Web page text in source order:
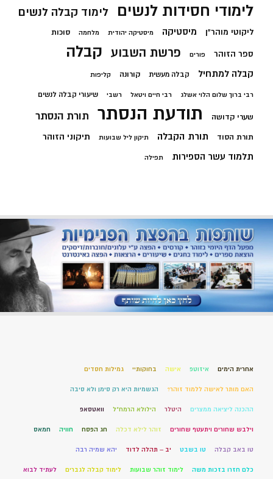
לימודי חסידות לנשים לימוד קבלה לנשים
ליקוטי מוהר"ן מיסטיקה מיסטיקה יהודית מלחמה סוכות
ספר הזוהר פורים פרשת השבוע קבלה
קבלה למתחיל קבלה מעשית קורונה קליפות
רבי ברוך שלום הלוי אשלג רבי חיים ויטאל רשבי שיעורי קבלה לנשים
שערי קדושה תודעת הנסתר תורת הנסתר
תורת הסוד תורת הקבלה תיקון ליל שבועות תיקוני הזוהר
תלמוד עשר הספירות תפילה
אחרית הימים איזוטפ אישה בחוקותיי גמילות חסדים
האם מותר לאישה ללמוד זוהר? הגשמיות היא רק סימן ולא סיבה
ההכנה ליציאה ממצרים היטלר הילולא הרמח"ל וואטסאפ
וילבש שחורים ויתעטף שחורים זוהר לילא דכלה חג הפסח חוויה חמאס
טו באב קבלה טו בשבט יב – תהלה לדוד יהא שמיה רבה
כלם חזרו בזכות משה לימוד זוהר שבועות לימוד קבלה לגברים לעתיד לבוא